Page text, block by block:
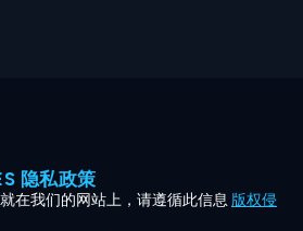
隐私政策
在我们的网站上，请遵循此信息 版权侵